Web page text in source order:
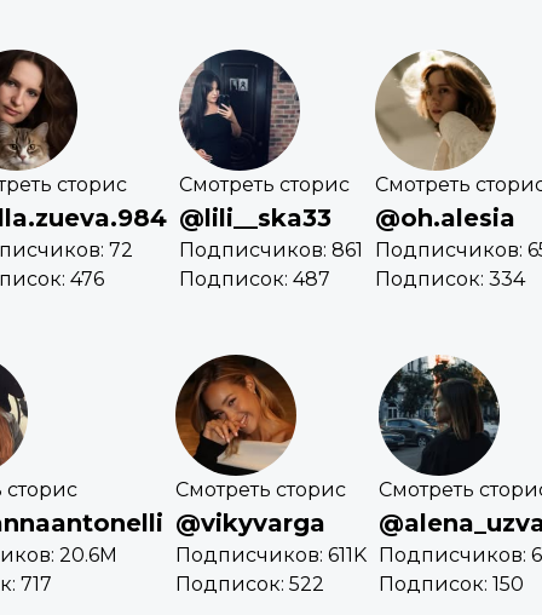
сторис
72
476
Смотреть сторис
@lili__ska33
Подписчиков: 861
Подписок: 487
Смотреть
@oh.alesia
Подписчиков:
Подписок: 334
сторис
20.6M
717
Смотреть сторис
@vikyvarga
Подписчиков: 611K
Подписок: 522
Смотреть
Подписчиков:
Подписок: 150